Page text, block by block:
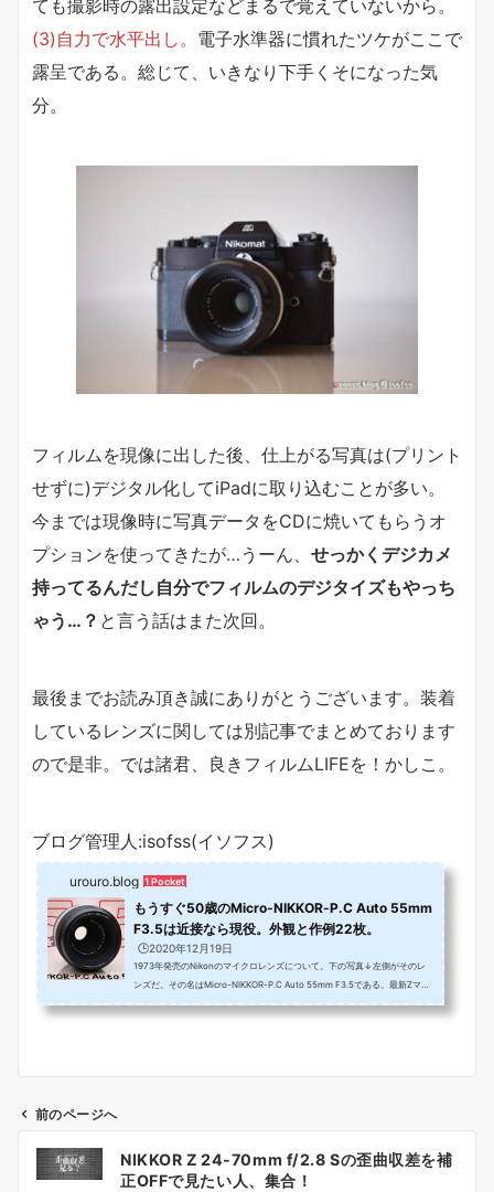
ても撮影時の露出設定などまるで覚えていないから。
(3)自力で水平出し。 電子水準器に慣れたツケがここで
露呈である。総じて、いきなり下手くそになった気
分。
フィルムを現像に出した後、仕上がる写真は(プリント
せずに)デジタル化してiPadに取り込むことが多い。
今までは現像時に写真データをCDに焼いてもらうオ
プションを使ってきたが…うーん、 せっかくデジカメ
持ってるんだし自分でフィルムのデジタイズもやっち
ゃう…？ と言う話はまた次回。
最後までお読み頂き誠にありがとうございます。装着
しているレンズに関しては別記事でまとめております
ので是非。では諸君、良きフィルムLIFEを！かしこ。
ブログ管理人:isofss(イソフス)
urouro.blog 1 Pocket
もうすぐ50歳のMicro-NIKKOR-P.C Auto 55mm
F3.5は近接なら現役。外観と作例22枚。
🕒️2020年12月19日
1973年発売のNikonのマイクロレンズについて。下の写真↓左側がそのレ
ンズだ。その名はMicro-NIKKOR-P.C Auto 55mm F3.5である。最新Zマウ
前のページへ
NIKKOR Z 24-70mm f/2.8 Sの歪曲収差を補
正OFFで見たい人、集合！